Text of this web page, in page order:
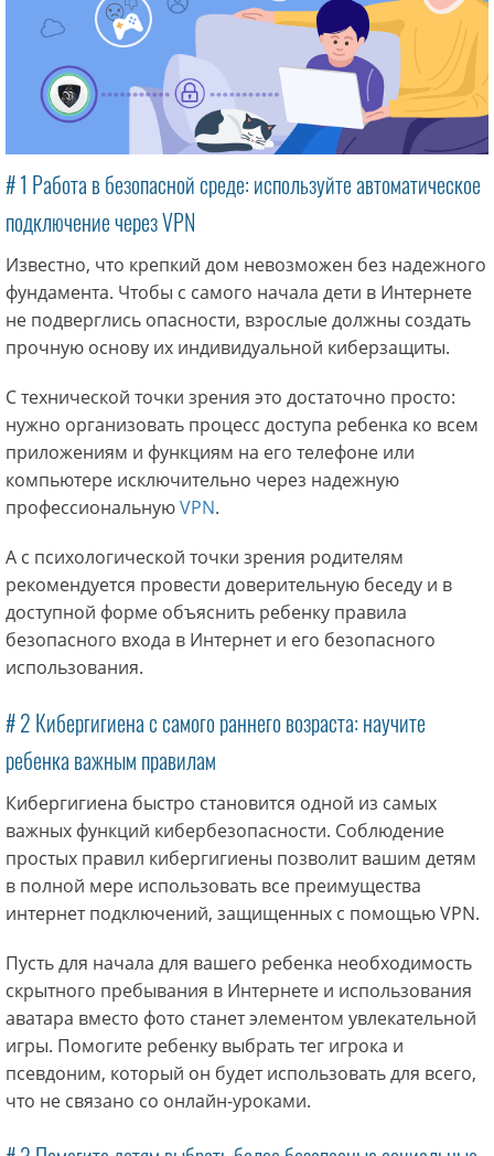
# 1 Работа в безопасной среде: используйте автоматическое
подключение через VPN
Известно, что крепкий дом невозможен без надежного
фундамента. Чтобы с самого начала дети в Интернете
не подверглись опасности, взрослые должны создать
прочную основу их индивидуальной киберзащиты.
С технической точки зрения это достаточно просто:
нужно организовать процесс доступа ребенка ко всем
приложениям и функциям на его телефоне или
компьютере исключительно через надежную
профессиональнуюVPN.
А с психологической точки зрения родителям
рекомендуется провести доверительную беседу и в
доступной форме объяснить ребенку правила
безопасного входа в Интернет и его безопасного
использования.
# 2 Кибергигиена с самого раннего возраста: научите
ребенка важным правилам
Кибергигиена быстро становится одной из самых
важных функций кибербезопасности. Соблюдение
простых правил кибергигиены позволит вашим детям
в полной мере использовать все преимущества
интернет подключений, защищенных с помощью VPN.
Пусть для начала для вашего ребенка необходимость
скрытного пребывания в Интернете и использования
аватара вместо фото станет элементом увлекательной
игры. Помогите ребенку выбрать тег игрока и
псевдоним, который он будет использовать для всего,
что не связано со онлайн-уроками.